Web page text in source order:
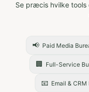
Se præcis hvilke
📢 Paid Media
🏢 Full-Service
📧 Email & CRM